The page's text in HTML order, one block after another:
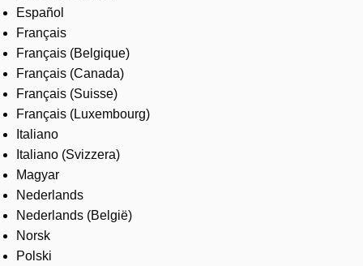
Español
Français
Français (Belgique)
Français (Canada)
Français (Suisse)
Français (Luxembourg)
Italiano
Italiano (Svizzera)
Magyar
Nederlands
Nederlands (België)
Norsk
Polski